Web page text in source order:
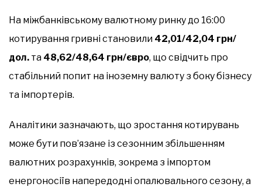
На міжбанківському валютному ринку до 16:00
котирування гривні становили 42,01/42,04 грн/
дол. та 48,62/48,64 грн/євро, що свідчить про
стабільний попит на іноземну валюту з боку бізнесу
та імпортерів.
Аналітики зазначають, що зростання котирувань
може бути пов’язане із сезонним збільшенням
валютних розрахунків, зокрема з імпортом
енергоносіїв напередодні опалювального сезону, а